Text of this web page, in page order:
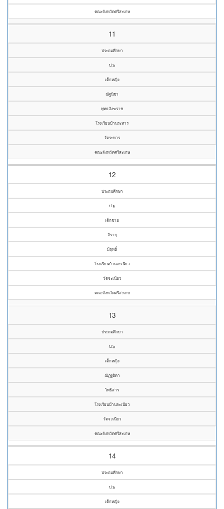
คณะจังหวัดศรีสะเกษ
11
ประถมศึกษา
ป.๖
เด็กหญิง
ณัฐนิชา
พุทธสังฆราช
โรงเรียนบ้านระหาร
วัดระหาร
คณะจังหวัดศรีสะเกษ
12
ประถมศึกษา
ป.๖
เด็กชาย
จิรายุ
มีฤทธิ์
โรงเรียนบ้านจะเนียว
วัดจะเนียว
คณะจังหวัดศรีสะเกษ
13
ประถมศึกษา
ป.๖
เด็กหญิง
ณัฏฐธิดา
โพธิสาร
โรงเรียนบ้านจะเนียว
วัดจะเนียว
คณะจังหวัดศรีสะเกษ
14
ประถมศึกษา
ป.๖
เด็กหญิง